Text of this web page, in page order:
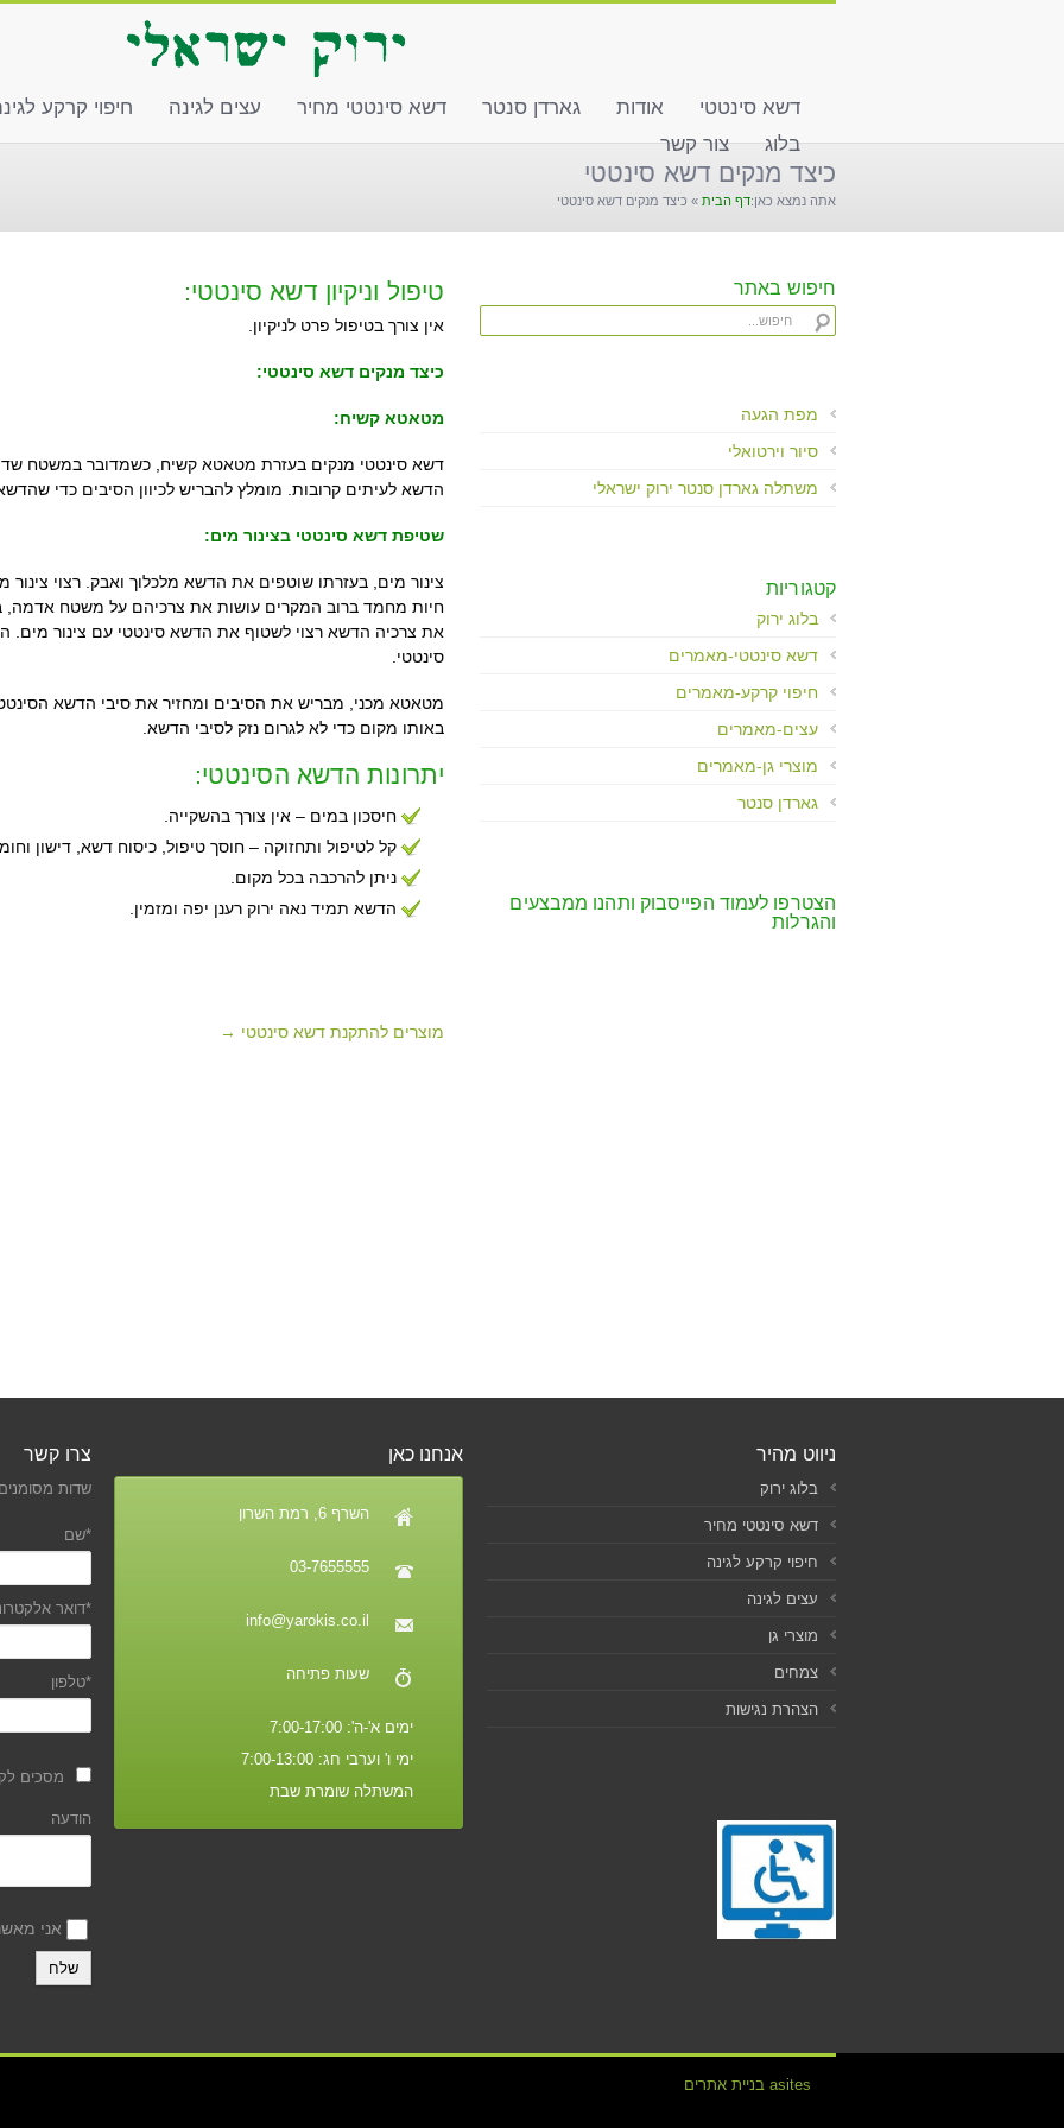
לִנְגִישׁוּת
דשא סינטטי אודות גארדן סנטר דשא סינטטי מחיר עצים לגינה חיפוי קרקע
בלוג
צור קשר
כיצד מנקים דשא סינטטי
אתה נמצא כאן:דף הבית » כיצד מנקים דשא סינטטי
טיפול וניקיון דשא סינטטי:
אין צורך בטיפול פרט לניקיון.
כיצד מנקים דשא סינטטי:
מטאטא קשיח:
דשא סינטטי מנקים בעזרת מטאטא קשיח, כשמדובר במשטח
הדשא לעיתים קרובות. מומלץ להבריש לכיוון הסיבים כדי
שטיפת דשא סינטטי בצינור מים:
צינור מים, בעזרתו שוטפים את הדשא מלכלוך ואבק. רצוי
חיות מחמד ברוב המקרים עושות את צרכיהם על משטח
את צרכיה הדשא רצוי לשטוף את הדשא סינטטי עם צינור מים.
סינטטי.
מטאטא מכני, מבריש את הסיבים ומחזיר את סיבי הדשא
באותו מקום כדי לא לגרום נזק לסיבי הדשא.
יתרונות הדשא הסינטטי:
חיסכון במים – אין צורך בהשקייה.
קל לטיפול ותחזוקה – חוסך טיפול, כיסוח דשא, דישון
ניתן להרכבה בכל מקום.
הדשא תמיד נאה ירוק רענן יפה ומזמין.
מוצרים להתקנת דשא סינטטי →
חיפוש באתר
מפת הגעה
סיור וירטואלי
משתלה גארדן סנטר ירוק ישראלי
קטגוריות
בלוג ירוק
דשא סינטטי-מאמרים
חיפוי קרקע-מאמרים
עצים-מאמרים
מוצרי גן-מאמרים
גארדן סנטר
הצטרפו לעמוד הפייסבוק ותהנו ממבצעים
והגרלות
ניווט מהיר
בלוג ירוק
דשא סינטטי מחיר
חיפוי קרקע לגינה
עצים לגינה
מוצרי גן
צמחים
הצהרת נגישות
אנחנו כאן
השרף 6, רמת השרון
03-7655555
info@yarokis.co.il
שעות פתיחה
ימים א'-ה': 7:00-17:00
ימי ו' וערבי חג: 7:00-13:00
המשתלה שומרת שבת
צרו קשר
שדות
*שם
*דואר
*טלפון
מסכים
הודעה
אני
asites בניית אתרים